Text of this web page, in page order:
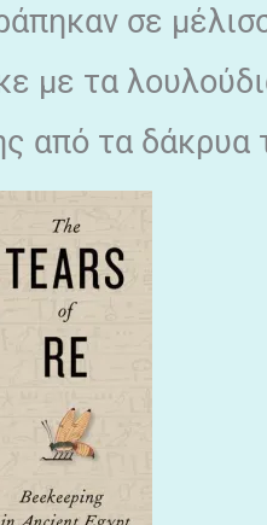
σε
με τα
από τα δάκρυα